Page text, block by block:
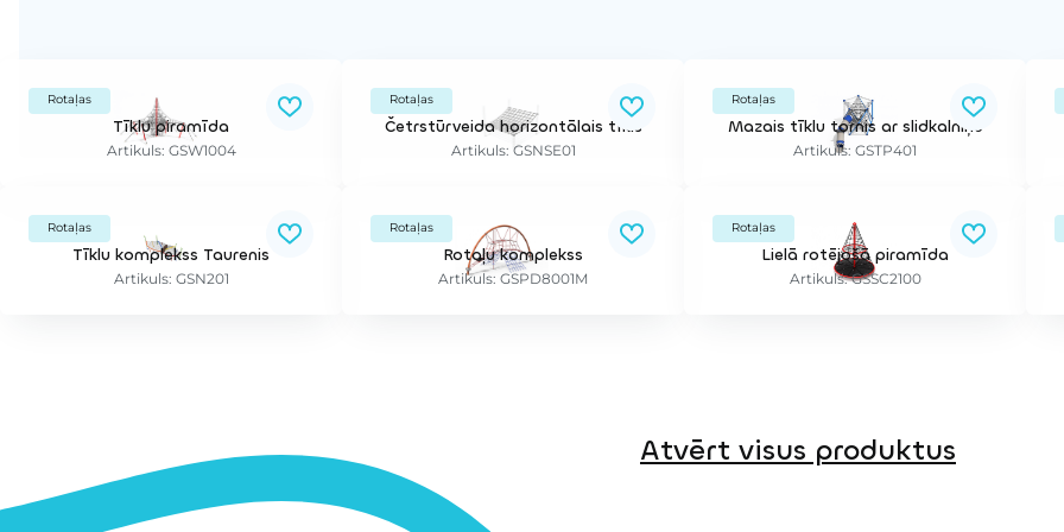
Rotaļas
Tīklu piramīda
Artikuls: GSW1004
Rotaļas
Četrstūrveida horizontālais tīkls
Artikuls: GSNSE01
Rotaļas
Mazais tīklu tornis ar slidkalniņu
Artikuls: GSTP401
Rotaļas
Tīklu komplekss Taurenis
Artikuls: GSN201
Rotaļas
Rotaļu komplekss
Artikuls: GSPD8001M
Rotaļas
Lielā rotējošā piramīda
Artikuls: GSSC2100
Atvērt visus produktus